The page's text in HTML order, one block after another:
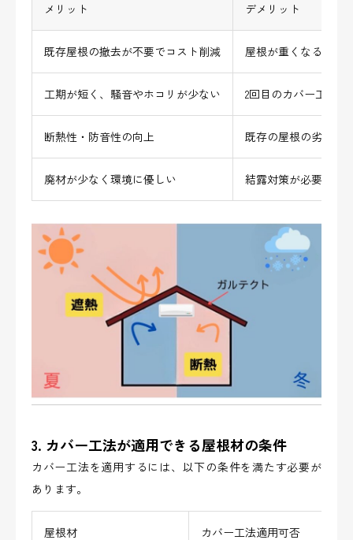
メリット デメリット
既存屋根の撤去が不要でコスト削減 屋根が重くなる可能
工期が短く、騒音やホコリが少ない 2回目のカバー工法は
断熱性・防音性の向上 既存の屋根の劣化状
廃材が少なく環境に優しい 結露対策が必要にな
3. カバー工法が適用できる屋根材の条件
カバー工法を適用するには、以下の条件を満たす必要が
あります。
屋根材 カバー工法適用可否